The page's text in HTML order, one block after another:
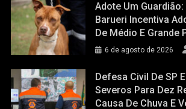
Adote Um Guardião:
Barueri Incentiva
De Médio E Grande
6 de agosto de 2026
Defesa Civil De SP
Severos Para Dez
Causa De Chuva E